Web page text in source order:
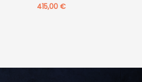
415,00 €